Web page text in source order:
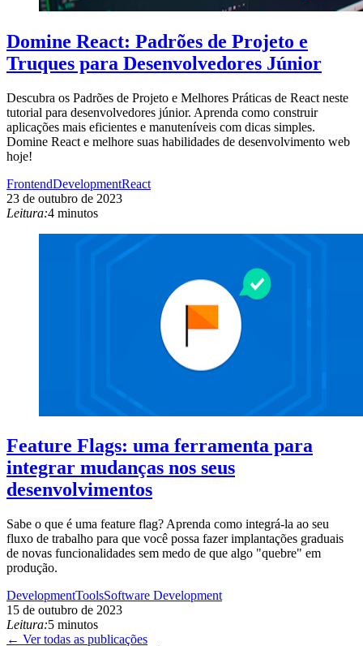
Domine React: Padrões de Projeto e
Truques para Desenvolvedores Júnior
Descubra os Padrões de Projeto e Melhores Práticas de React neste
tutorial para desenvolvedores júnior. Aprenda como construir
aplicações mais eficientes e manuteníveis com dicas simples.
Domine React e melhore suas habilidades de desenvolvimento web
hoje!
FrontendDevelopmentReact
23 de outubro de 2023
Leitura:4 minutos
Feature Flags: uma ferramenta para
integrar mudanças nos seus
desenvolvimentos
Sabe o que é uma feature flag? Aprenda como integrá-la ao seu
fluxo de trabalho para que você possa fazer implantações graduais
de novas funcionalidades sem medo de que algo "quebre" em
produção.
DevelopmentToolsSoftware Development
15 de outubro de 2023
Leitura:5 minutos
← Ver todas as publicações